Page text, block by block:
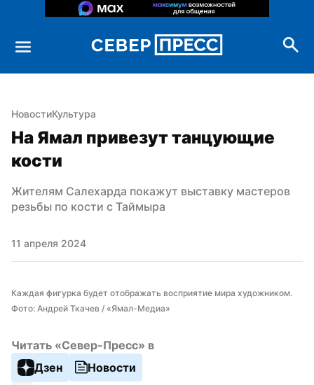
НовостиКультура
На Ямал привезут танцующие
кости
Жителям Салехарда покажут выставку мастеров
резьбы по кости с Таймыра
11 апреля 2024
Каждая фигурка будет отображать восприятие мира художником.
Фото: Андрей Ткачев / «Ямал-Медиа»
Читать «Север-Пресс» в
Дзен
Новости